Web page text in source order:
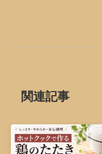
関連記事